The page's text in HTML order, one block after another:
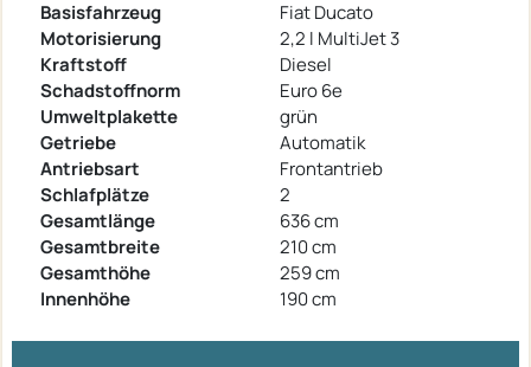
Basisfahrzeug
Fiat Ducato
Motorisierung
2,2 l MultiJet 3
Kraftstoff
Diesel
Schadstoffnorm
Euro 6e
Umweltplakette
grün
Getriebe
Automatik
Antriebsart
Frontantrieb
Schlafplätze
2
Gesamtlänge
636 cm
Gesamtbreite
210 cm
Gesamthöhe
259 cm
Innenhöhe
190 cm